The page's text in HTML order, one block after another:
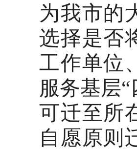
为我市的
选择是否
工作单位
服务基层
可迁至所
自愿原则